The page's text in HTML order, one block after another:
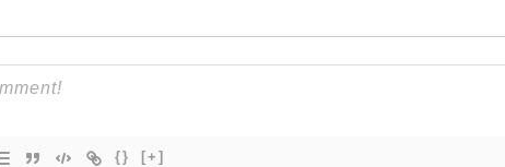
{} [+]